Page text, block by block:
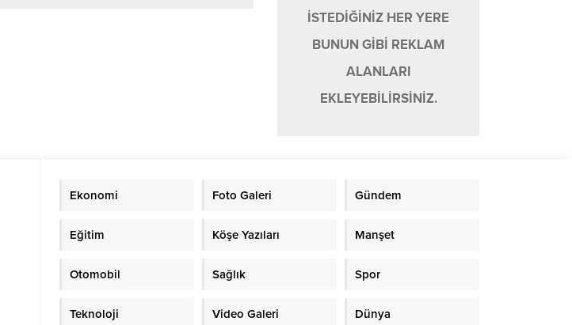
İSTEDİĞİNİZ HER YERE
BUNUN GİBİ REKLAM
ALANLARI
EKLEYEBİLİRSİNİZ.
Ekonomi Foto Galeri Gündem
Eğitim Köşe Yazıları Manşet
Otomobil Sağlık Spor
Teknoloji Video Galeri Dünya